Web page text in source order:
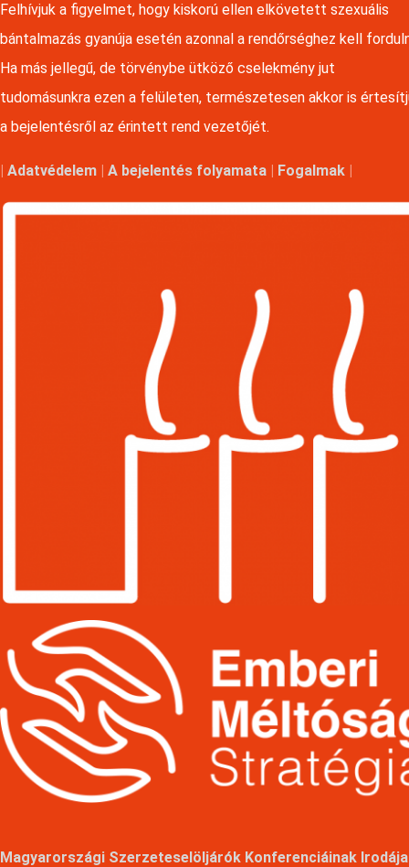
Felhívjuk a figyelmet, hogy kiskorú ellen elkövetett szexuális
bántalmazás gyanúja esetén azonnal a rendőrséghez kell
Ha más jellegű, de törvénybe ütköző cselekmény jut
tudomásunkra ezen a felületen, természetesen akkor is
a bejelentésről az érintett rend vezetőjét.
| Adatvédelem | A bejelentés folyamata | Fogalmak |
Magyarországi Szerzeteselöljárók Konferenciáinak Irodája